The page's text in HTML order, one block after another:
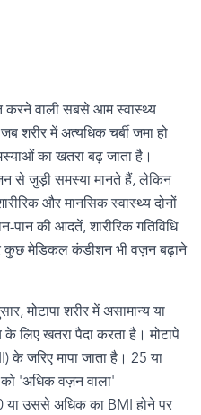
करने वाली सबसे आम स्वास्थ्य
शरीर में अत्यधिक चर्बी जमा हो
का खतरा बढ़ जाता है।
से जुड़ी समस्या मानते हैं,लेकिन
और मानसिक स्वास्थ्य दोनों
पान की आदतें,शारीरिक गतिविधि
कुछ मेडिकल कंडीशन भी वज़न बढ़ाने
,मोटापा शरीर में असामान्य या
के लिए खतरा पैदा करता है। मोटापे
के जरिए मापा जाता है । 25 या
'अधिक वज़न वाला'
या उससे अधिक का BMIहोने पर